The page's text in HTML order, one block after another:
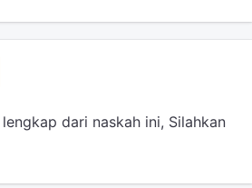
dari naskah ini, Silahkan